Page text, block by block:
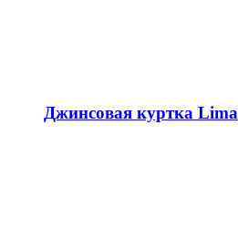
Джинсовая куртка Lima